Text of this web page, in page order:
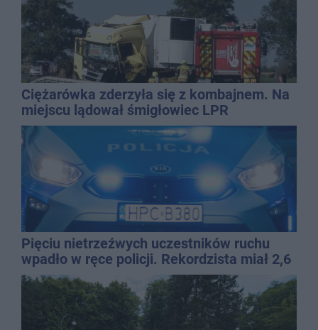
Ciężarówka zderzyła się z kombajnem. Na
miejscu lądował śmigłowiec LPR
Pięciu nietrzeźwych uczestników ruchu
wpadło w ręce policji. Rekordzista miał 2,6
promila